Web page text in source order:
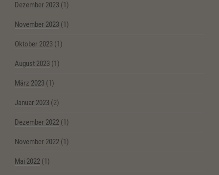
Dezember 2023 (1)
November 2023 (1)
Oktober 2023 (1)
August 2023 (1)
März 2023 (1)
Januar 2023 (2)
Dezember 2022 (1)
November 2022 (1)
Mai 2022 (1)